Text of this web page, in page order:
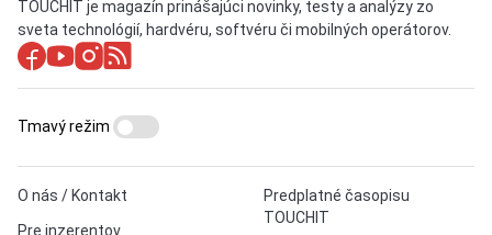
TOUCHIT je magazín prinášajúci novinky, testy a analýzy zo
sveta technológií, hardvéru, softvéru či mobilných operátorov.
O nás / Kontakt
Pre inzerentov
Predplatné časopisu
TOUCHIT
Tmavý režim